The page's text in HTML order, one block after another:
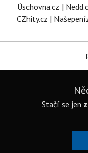
Úschovna.cz |
CZhity.cz |
Stačí se jen